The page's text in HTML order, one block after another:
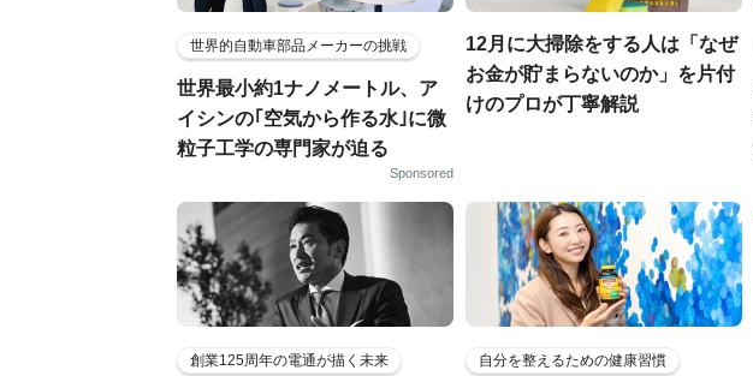
世界的自動車部品メーカーの挑戦
世界最小約1ナノメートル、ア
イシンの｢空気から作る水｣に微
粒子工学の専門家が迫る
Sponsored
12月に大掃除をする人は「なぜ
お金が貯まらないのか」を片付
けのプロが丁寧解説
創業125周年の電通が描く未来 自分を整えるための健康習慣